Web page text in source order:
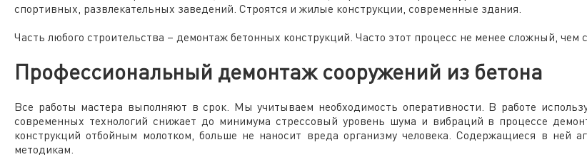
спортивных, развлекательных заведений. Строятся и жилые конструкции, современные здания.
Часть любого строительства – демонтаж бетонных конструкций. Часто этот процесс не менее сложный, чем
Профессиональный демонтаж сооружений из бетона
Все работы мастера выполняют в срок. Мы учитываем необходимость оперативности. В работе
современных технологий снижает до минимума стрессовый уровень шума и вибраций в процессе
конструкций отбойным молотком, больше не наносит вреда организму человека. Содержащиеся в ней
методикам.